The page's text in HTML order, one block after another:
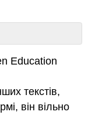
Education
текстів,
він вільно